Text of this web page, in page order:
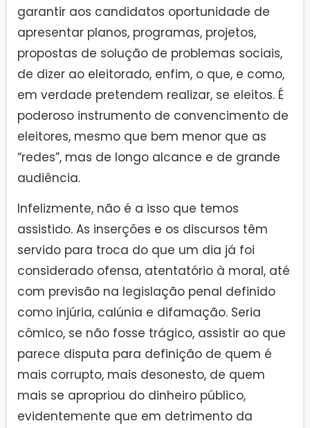
garantir aos candidatos oportunidade de
apresentar planos, programas, projetos,
propostas de solução de problemas sociais,
de dizer ao eleitorado, enfim, o que, e como,
em verdade pretendem realizar, se eleitos. É
poderoso instrumento de convencimento de
eleitores, mesmo que bem menor que as
“redes”, mas de longo alcance e de grande
audiência.
Infelizmente, não é a isso que temos
assistido. As inserções e os discursos têm
servido para troca do que um dia já foi
considerado ofensa, atentatório à moral, até
com previsão na legislação penal definido
como injúria, calúnia e difamação. Seria
cômico, se não fosse trágico, assistir ao que
parece disputa para definição de quem é
mais corrupto, mais desonesto, de quem
mais se apropriou do dinheiro público,
evidentemente que em detrimento da